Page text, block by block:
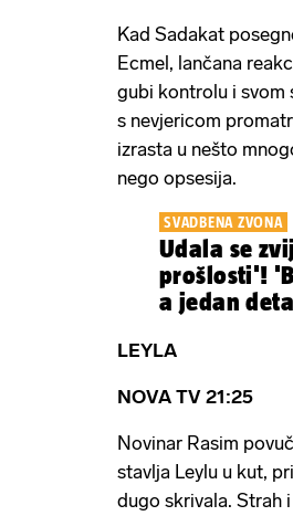
Kad Sadakat
Ecmel, lančana
gubi kontrolu i svom
s nevjericom
izrasta u nešto
nego opsesija.
SVADBENA ZVONA
Udala se
prošlosti'!
a jedan
LEYLA
NOVA TV 21:25
Novinar Rasim
stavlja Leylu u kut,
dugo skrivala. Strah